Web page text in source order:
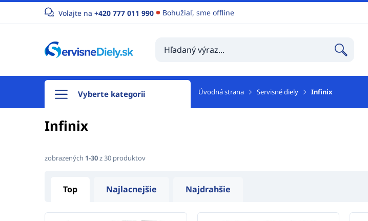
Volajte na +420 777 011 990 Bohužiaľ, sme offline
Vyberte kategorii Úvodná strana Servisné diely Infinix
Infinix
zobrazených 1-30z 30 produktov
Top Najlacnejšie Najdrahšie